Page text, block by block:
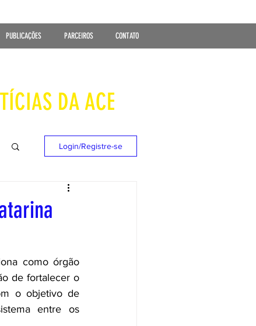
PUBLICAÇÕES PARCEIROS CONTATO
DA ACE
Login/Registre-se
como órgão
de fortalecer o
o objetivo de
entre os